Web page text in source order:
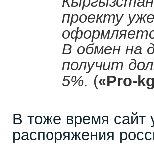
проекту
В обмен на
получит
5%. («Pro- kg
В тоже время сайт
распоряжения